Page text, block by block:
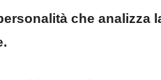
che analizza